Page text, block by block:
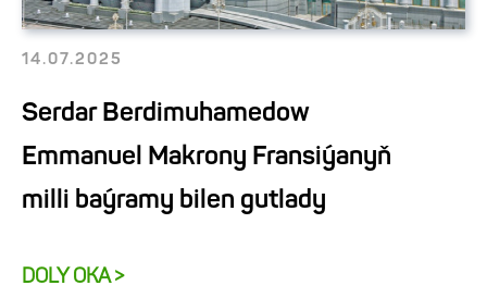
14.07.2025
Serdar Berdimuhamedow
Emmanuel Makrony Fransiýanyň
milli baýramy bilen gutlady
DOLY OKA >